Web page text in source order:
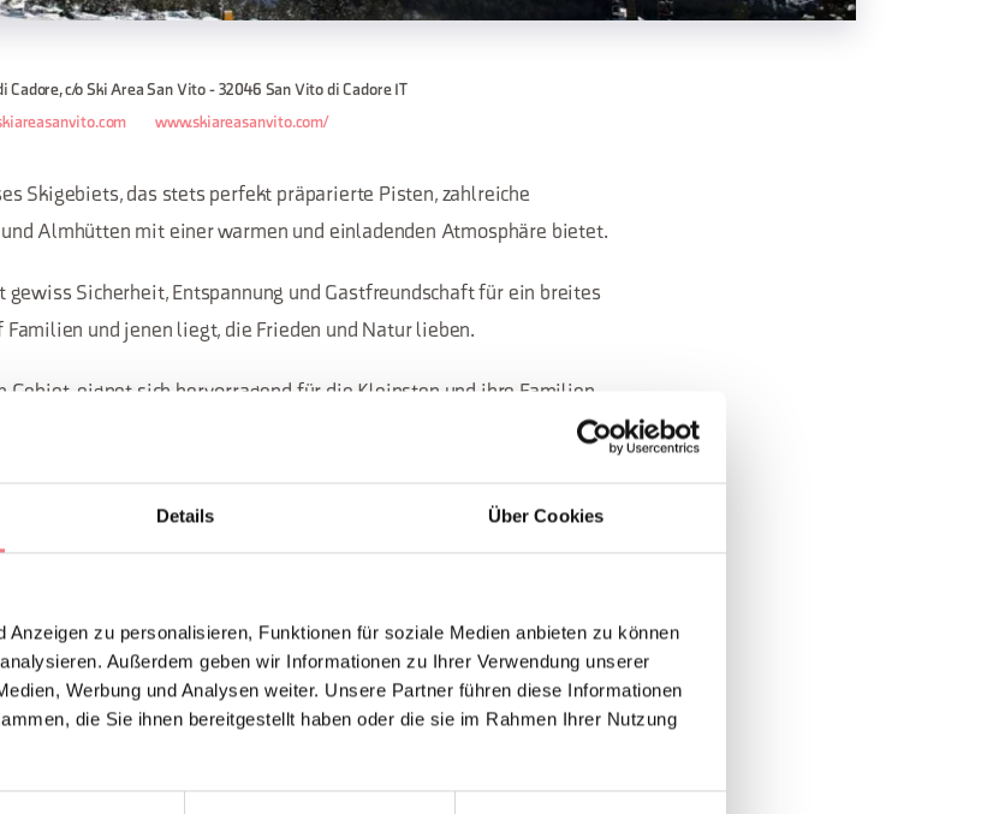
Details Über Cookies
zu personalisieren, Funktionen für soziale Medien anbieten zu können
Außerdem geben wir Informationen zu Ihrer Verwendung unserer
Werbung und Analysen weiter. Unsere Partner führen diese Informationen
die Sie ihnen bereitgestellt haben oder die sie im Rahmen Ihrer Nutzung
c/o Ski Area San Vito - 32046 San Vito di Cadore IT
www.skiareasanvito.com/
Skigebiets, das stets perfekt präparierte Pisten, zahlreiche
Almhütten mit einer warmen und einladenden Atmosphäre bietet.
gewiss Sicherheit, Entspannung und Gastfreundschaft für ein breites
Familien und jenen liegt, die Frieden und Natur lieben.
Gebiet, eignet sich hervorragend für die Kleinsten und ihre Familien,
Dienstleistungen: vom Parco NeveSole über das Kinderheim im